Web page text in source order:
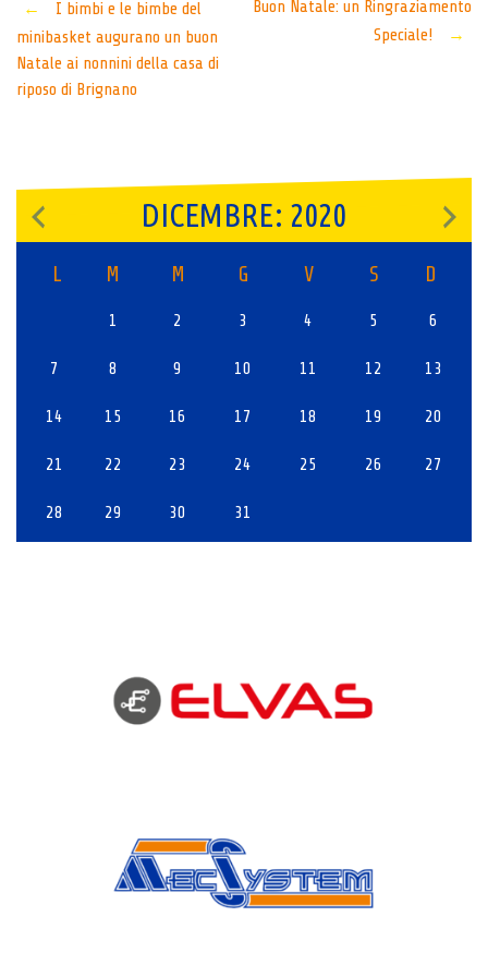
Post
navigation
←
I bimbi e le bimbe del
minibasket augurano un buon
Natale ai nonnini della casa di
riposo di Brignano
Buon Natale: un Ringraziamento
Speciale!
→
DICEMBRE: 2020
L M M G V S D
1 2 3 4 5 6
7 8 9 10 11 12 13
14 15 16 17 18 19 20
21 22 23 24 25 26 27
28 29 30 31